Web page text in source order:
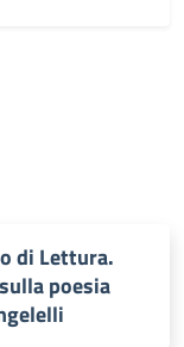
di Lettura.
poesia